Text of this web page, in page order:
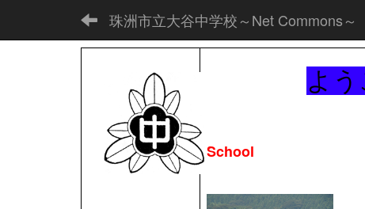
珠洲市立大谷中学校～Net Commons～
よ
School